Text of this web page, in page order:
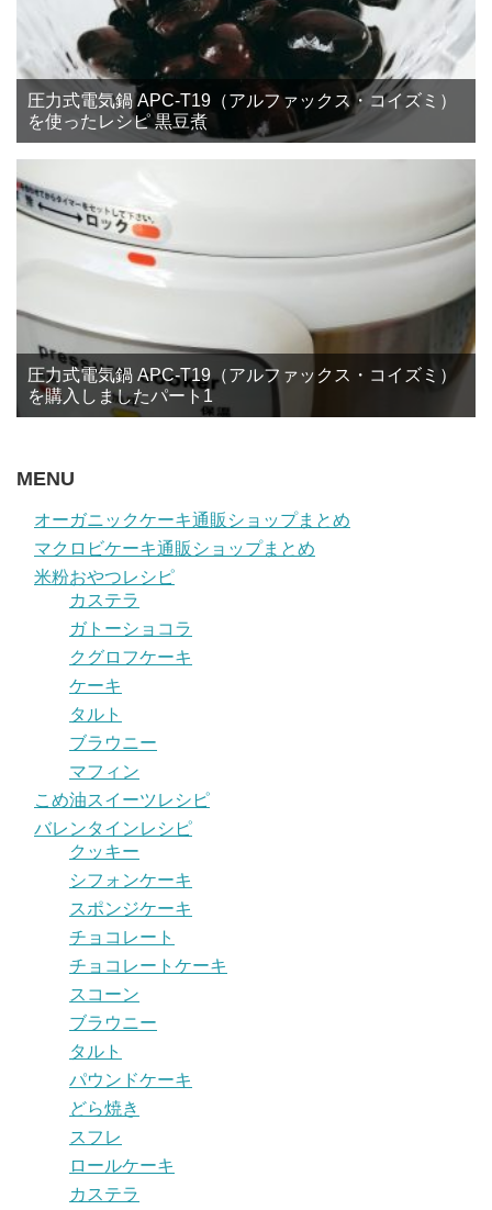
圧力式電気鍋 APC-T19（アルファックス・コイズミ）
を使ったレシピ 黒豆煮
圧力式電気鍋 APC-T19（アルファックス・コイズミ）
を購入しましたパート1
MENU
オーガニックケーキ通販ショップまとめ
マクロビケーキ通販ショップまとめ
米粉おやつレシピ
カステラ
ガトーショコラ
クグロフケーキ
ケーキ
タルト
ブラウニー
マフィン
こめ油スイーツレシピ
バレンタインレシピ
クッキー
シフォンケーキ
スポンジケーキ
チョコレート
チョコレートケーキ
スコーン
ブラウニー
タルト
パウンドケーキ
どら焼き
スフレ
ロールケーキ
カステラ